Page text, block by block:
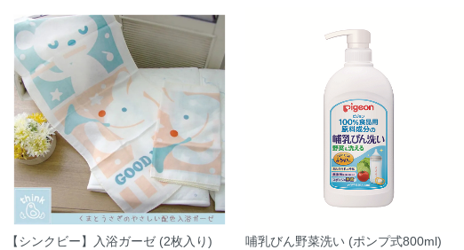
【シンクビー】入浴ガーゼ (2枚入り)
哺乳びん野菜洗い (ポンプ式800ml)